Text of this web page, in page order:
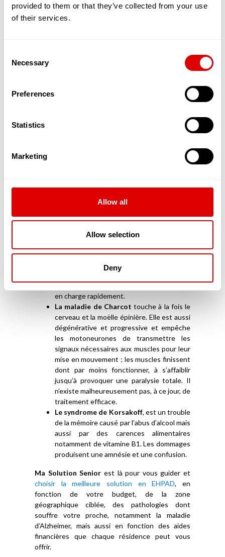
provided to them or that they’ve collected from your use
of their services.
Selection
Necessary
Preferences
Statistics
Marketing
Allow all
Allow selection
Deny
pour prendre en charge ces maladies. Parmi elles,
l’on peut trouver :
225.000 nouveaux cas par an. Elle affecte la
capacité à réaliser des gestes simples de la
maladie neurodégénérative qui empêche le
contrôle des mouvements du corps. 200
France et 25 000 personnes le sont, en
sphincter urinal, qui permet de maintenir
fermée cette dernière, sont altérés.
intervient lorsque le cerveau n’est plus
suffisamment irrigué et n’apporte plus ni
nécessaires. Dès-lors, les cellules du
cerveau meurent et provoquent des
lésions qui peuvent se révéler très
importantes si la personne n’est pas prise
en charge rapidement.
La maladie de Charcot touche à la fois le
cerveau et la moëlle épinière. Elle est aussi
dégénérative et progressive et empêche
les motoneurones de transmettre les
signaux nécessaires aux muscles pour leur
mise en mouvement ; les muscles finissent
dont par moins fonctionner, à s’affaiblir
jusqu’à provoquer une paralysie totale. Il
n’existe malheureusement pas, à ce jour, de
traitement efficace.
Le syndrome de Korsakoff, est un trouble
de la mémoire causé par l’abus d’alcool mais
aussi par des carences alimentaires
notamment de vitamine B1. Les dommages
produisent une amnésie et une confusion.
Ma Solution Senior est là pour vous guider et
choisir la meilleure solution en EHPAD, en
fonction de votre budget, de la zone
géographique ciblée, des pathologies dont
souffre votre proche, notamment la maladie
d’Alzheimer, mais aussi en fonction des aides
financières que chaque résidence peut vous
offrir.